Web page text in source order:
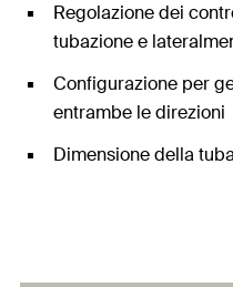
Regolazione dei
tubazione e
Configurazione per
entrambe le direzioni
Dimensione della